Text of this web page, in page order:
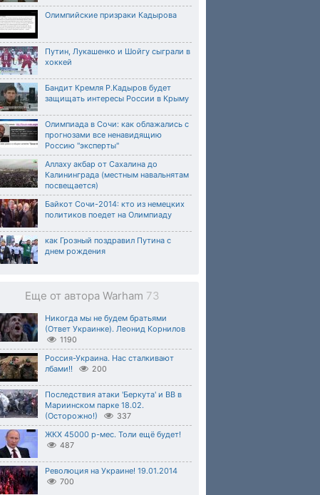
Олимпийские призраки Кадырова
Путин, Лукашенко и Шойгу сыграли в
хоккей
Бандит Кремля Р.Кадыров будет
защищать интересы России в Крыму
Олимпиада в Сочи: как облажались с
прогнозами все ненавидящию
Россию "эксперты"
Аллаху акбар от Сахалина до
Калининграда (местным навальнятам
посвещается)
Байкот Сочи-2014: кто из немецких
политиков поедет на Олимпиаду
как Грозный поздравил Путина с
днем рождения
Еще от автора Warham 73
Никогда мы не будем братьями
(Ответ Украинке). Леонид Корнилов
1190
Россия-Украина. Нас сталкивают
лбами!!
200
Последствия атаки 'Беркута' и ВВ в
Мариинском парке 18.02.
(Осторожно!)
337
ЖКХ 45000 р-мес. Толи ещё будет!
487
Революция на Украине! 19.01.2014
700